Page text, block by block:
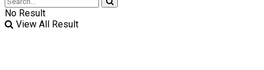
No Result
View All Result